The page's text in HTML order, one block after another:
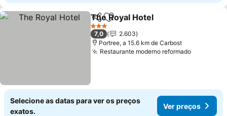
PartilharAdicionar aos favoritos
The Royal Hotel
3 Estrelas
7,0
2.603
Portree, a 15.6 km de Carbost
Restaurante moderno reformado
Selecione as datas para ver os preços
exatos.
Ver preços